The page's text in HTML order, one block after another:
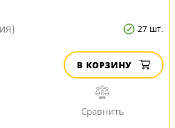
27 шт.
В КОРЗИНУ